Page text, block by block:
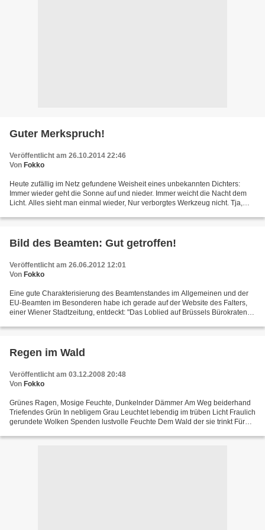
Guter Merkspruch!
Veröffentlicht am 26.10.2014 22:46
Von Fokko
Heute zufällig im Netz gefundene Weisheit eines unbekannten Dichters:
Immer wieder geht die Sonne auf und nieder. Immer weicht die Nacht dem
Licht. Alles sieht man einmal wieder, Nur verborgtes Werkzeug nicht. Tja,
Bild des Beamten: Gut getroffen!
Veröffentlicht am 26.06.2012 12:01
Von Fokko
Eine gute Charakterisierung des Beamtenstandes im Allgemeinen und der
EU-Beamten im Besonderen habe ich gerade auf der Website des Falters,
einer Wiener Stadtzeitung, entdeckt: "Das Loblied auf Brüssels Bürokraten".
Regen im Wald
Veröffentlicht am 03.12.2008 20:48
Von Fokko
Grünes Ragen, Mosige Feuchte, Dunkelnder Dämmer Am Weg beiderhand
Triefendes Grün In nebligem Grau Leuchtet lebendig im trüben Licht Fraulich
gerundete Wolken Spenden lustvolle Feuchte Dem Wald der sie trinkt Für